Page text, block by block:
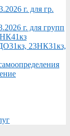
г. для гр.
г. для групп
23НК31кз,